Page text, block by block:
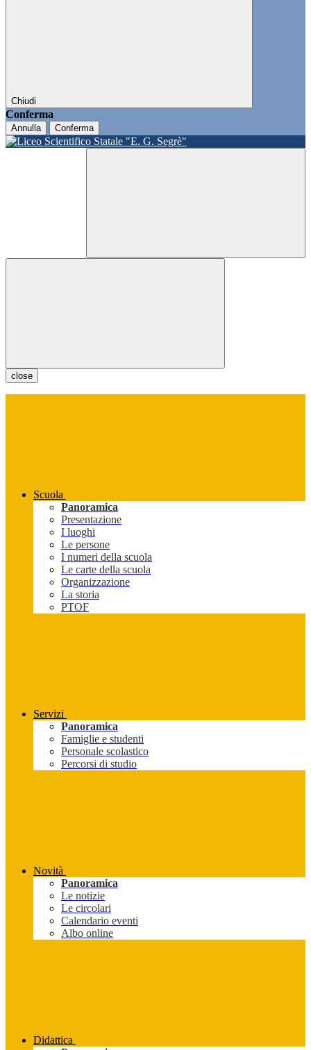
Chiudi
Conferma
Annulla Conferma
close
Scuola
Panoramica
Presentazione
I luoghi
Le persone
I numeri della scuola
Le carte della scuola
Organizzazione
La storia
PTOF
Servizi
Panoramica
Famiglie e studenti
Personale scolastico
Percorsi di studio
Novità
Panoramica
Le notizie
Le circolari
Calendario eventi
Albo online
Didattica